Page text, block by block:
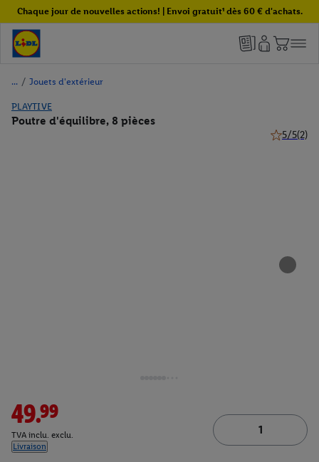
Chaque jour de nouvelles actions! | Envoi gratuit¹ dès 60 € d'achats.
/ Jouets d'extérieur
PLAYTIVE
Poutre d'équilibre, 8 pièces
5/5(2)
49.99
TVA inclu. exclu.
Livraison